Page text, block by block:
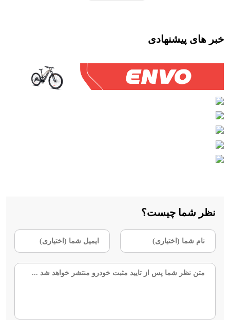
خبر های پیشنهادی
نظر شما چیست؟